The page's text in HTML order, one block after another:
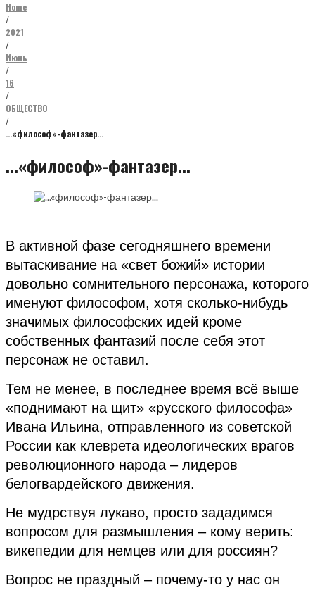
Home
/
2021
/
Июнь
/
16
/
ОБЩЕСТВО
/
…«философ»-фантазер…
...«философ»-фантазер...
В активной фазе сегодняшнего времени
вытаскивание на «свет божий» истории
довольно сомнительного персонажа, которого
именуют философом, хотя сколько-нибудь
значимых философских идей кроме
собственных фантазий после себя этот
персонаж не оставил.
Тем не менее, в последнее время всё выше
«поднимают на щит» «русского философа»
Ивана Ильина, отправленного из советской
России как клеврета идеологических врагов
революционного народа – лидеров
белогвардейского движения.
Не мудрствуя лукаво, просто зададимся
вопросом для размышления – кому верить:
викепедии для немцев или для россиян?
Вопрос не праздный – почему-то у нас он